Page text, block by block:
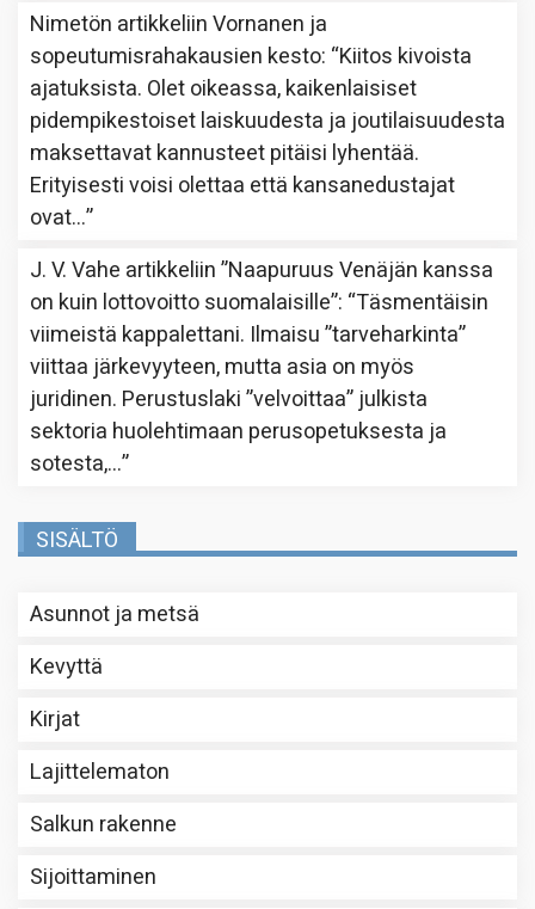
Nimetön artikkeliinVornanen ja
sopeutumisrahakausien kesto: “Kiitos kivoista
ajatuksista. Olet oikeassa, kaikenlaisiset
pidempikestoiset laiskuudesta ja joutilaisuudesta
maksettavat kannusteet pitäisi lyhentää.
Erityisesti voisi olettaa että kansanedustajat
ovat…”
J. V. Vahe artikkeliin”Naapuruus Venäjän kanssa
on kuin lottovoitto suomalaisille”: “Täsmentäisin
viimeistä kappalettani. Ilmaisu ”tarveharkinta”
viittaa järkevyyteen, mutta asia on myös
juridinen. Perustuslaki ”velvoittaa” julkista
sektoria huolehtimaan perusopetuksesta ja
sotesta,…”
SISÄLTÖ
Asunnot ja metsä
Kevyttä
Kirjat
Lajittelematon
Salkun rakenne
Sijoittaminen